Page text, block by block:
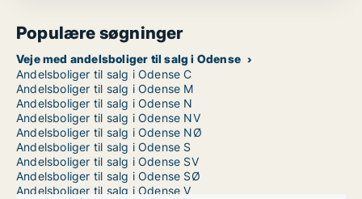
Populære søgninger
Veje med andelsboliger til salg i Odense
Andelsboliger til salg i Odense C
Andelsboliger til salg i Odense M
Andelsboliger til salg i Odense N
Andelsboliger til salg i Odense NV
Andelsboliger til salg i Odense NØ
Andelsboliger til salg i Odense S
Andelsboliger til salg i Odense SV
Andelsboliger til salg i Odense SØ
Andelsboliger til salg i Odense V